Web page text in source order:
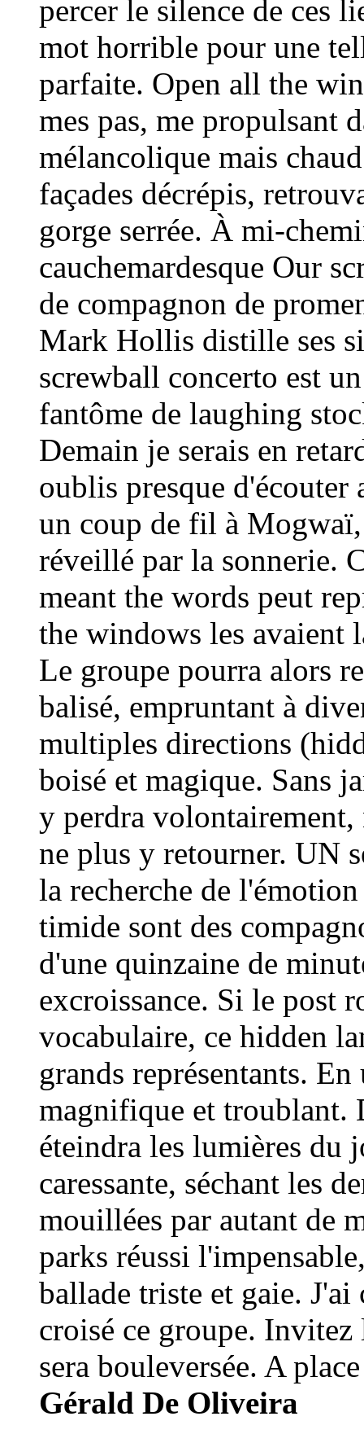
percer le silence de ces
mot horrible pour une
parfaite. Open all the
mes pas, me propulsant
mélancolique mais
façades décrépis,
gorge serrée. À mi-
cauchemardesque Our
de compagnon de
Mark Hollis distille ses
screwball concerto est
fantôme de laughing
Demain je serais en
oublis presque
un coup de fil à
réveillé par la sonnerie.
meant the words peut
the windows les avaient
Le groupe pourra alors
balisé, empruntant à
multiples directions
boisé et magique. Sans
y perdra
ne plus y retourner. UN
la recherche de
timide sont des
d'une quinzaine de
excroissance. Si le post
vocabulaire, ce hidden
grands représentants.
magnifique et troublant.
éteindra les lumières du
caressante, séchant les
mouillées par autant de
parks réussi
ballade triste et gaie.
croisé ce groupe. Invitez
sera bouleversée. A
Gérald De Oliveira